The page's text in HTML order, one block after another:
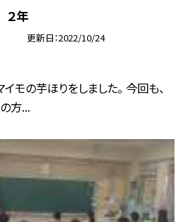
年
更新日 2022/10/24
モの芋ほりをしました。 今回も、
方...